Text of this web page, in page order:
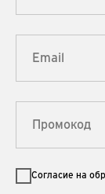
Согласие на